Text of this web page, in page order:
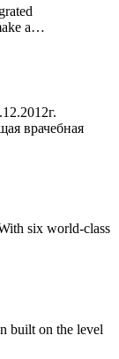
a…
врачебная
six world-class
built on the level